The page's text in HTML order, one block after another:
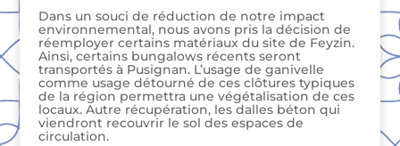
Dans un souci de réduction de notre impact
environnemental, nous avons pris la décision de
réemployer certains matériaux du site de Feyzin.
Ainsi, certains bungalows récents seront
transportés à Pusignan. L’usage de ganivelle
comme usage détourné de ces clôtures typiques
de la région permettra une végétalisation de ces
locaux. Autre récupération, les dalles béton qui
viendront recouvrir le sol des espaces de
circulation.